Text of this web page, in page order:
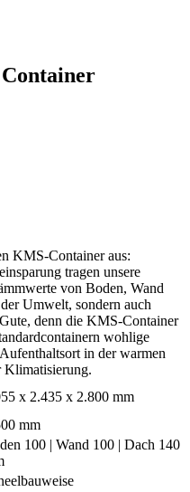
KMS-Container aus:
tragen unsere
von Boden, Wand
Umwelt, sondern auch
denn die KMS-Container
wohlige
in der warmen
Klimatisierung.
x 2.435 x 2.800 mm
mm
100 | Wand 100 | Dach 140